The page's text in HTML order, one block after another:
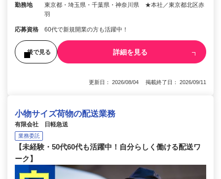
勤務地
東京都・埼玉県・千葉県・神奈川県 ★本社／東京都北区赤
羽
応募資格 60代で新規開業の方も活躍中！
後で見る 詳細を見る
更新日： 2026/08/04 掲載終了日： 2026/09/11
小物サイズ荷物の配送業務
有限会社 日軽急送
業務委託
【未経験・50代60代も活躍中！自分らしく働ける配送ワ
ーク】